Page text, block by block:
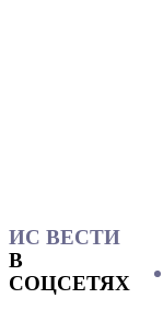
ИС ВЕСТИ
В
СОЦСЕТЯХ